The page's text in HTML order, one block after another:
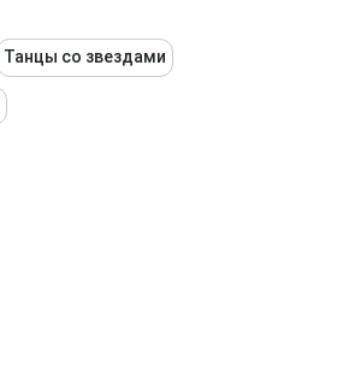
Танцы со звездами